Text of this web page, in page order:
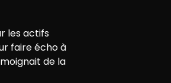
les actifs
faire écho à
de la